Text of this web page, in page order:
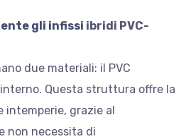
gli infissi ibridi PVC-
due materiali: il PVC
Questa struttura offre la
intemperie, grazie al
non necessita di